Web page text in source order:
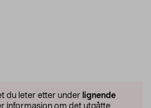
du leter etter under lignende
informasjon om det utgåtte